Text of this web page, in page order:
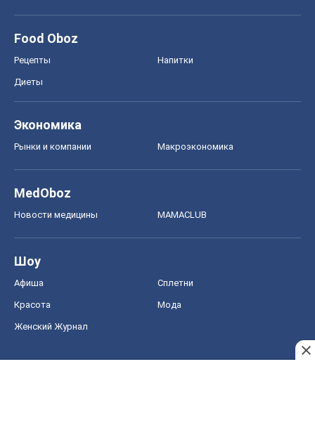
Food Oboz
Рецепты Напитки
Диеты
Экономика
Рынки и компании Mакроэкономика
MedOboz
Новости медицины MAMACLUB
Шоу
Афиша Сплетни
Красота Мода
Женский Журнал